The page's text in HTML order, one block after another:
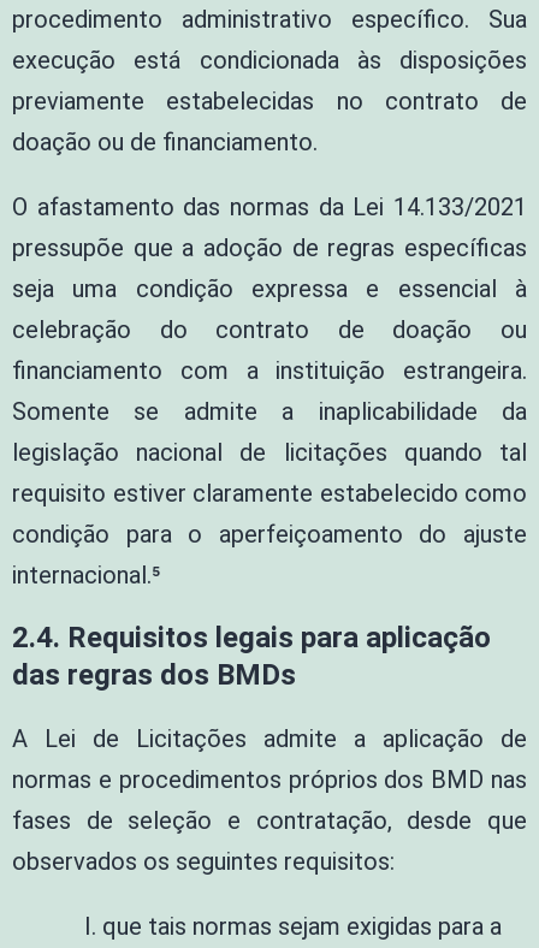
procedimento administrativo específico. Sua
execução está condicionada às disposições
previamente estabelecidas no contrato de
doação ou de financiamento.
O afastamento das normas da Lei 14.133/2021
pressupõe que a adoção de regras específicas
seja uma condição expressa e essencial à
celebração do contrato de doação ou
financiamento com a instituição estrangeira.
Somente se admite a inaplicabilidade da
legislação nacional de licitações quando tal
requisito estiver claramente estabelecido como
condição para o aperfeiçoamento do ajuste
internacional.⁵
2.4. Requisitos legais para aplicação
das regras dos BMDs
A Lei de Licitações admite a aplicação de
normas e procedimentos próprios dos BMD nas
fases de seleção e contratação, desde que
observados os seguintes requisitos:
I. que tais normas sejam exigidas para a